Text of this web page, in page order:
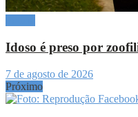
Idoso é preso por
7 de agosto de 2026
Próximo